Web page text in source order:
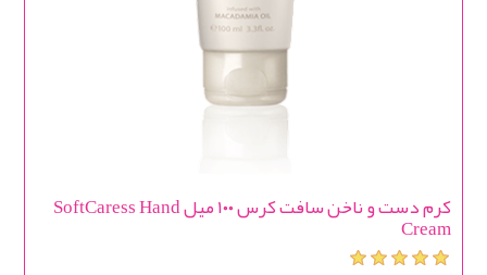
کرم دست و ناخن سافت کرس ۱۰۰ میل SoftCaress Hand
Cream